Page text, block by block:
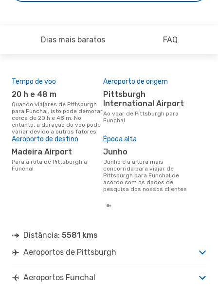
Dias mais baratos FAQ
Tempo de voo
20 h e 48 m
Quando viajares de Pittsburgh
para Funchal, isto pode demorar
cerca de 20 h e 48 m. No
entanto, a duração do voo pode
variar devido a outros fatores
Aeroporto de origem
Pittsburgh
International Airport
Ao voar de Pittsburgh para
Funchal
Aeroporto de destino
Madeira Airport
Para a rota de Pittsburgh a
Funchal
Época alta
junho
junho é a altura mais
concorrida para viajar de
Pittsburgh para Funchal de
acordo com os dados de
pesquisa dos nossos clientes
Distância: 5581 kms
Aeroportos de Pittsburgh
Aeroportos Funchal